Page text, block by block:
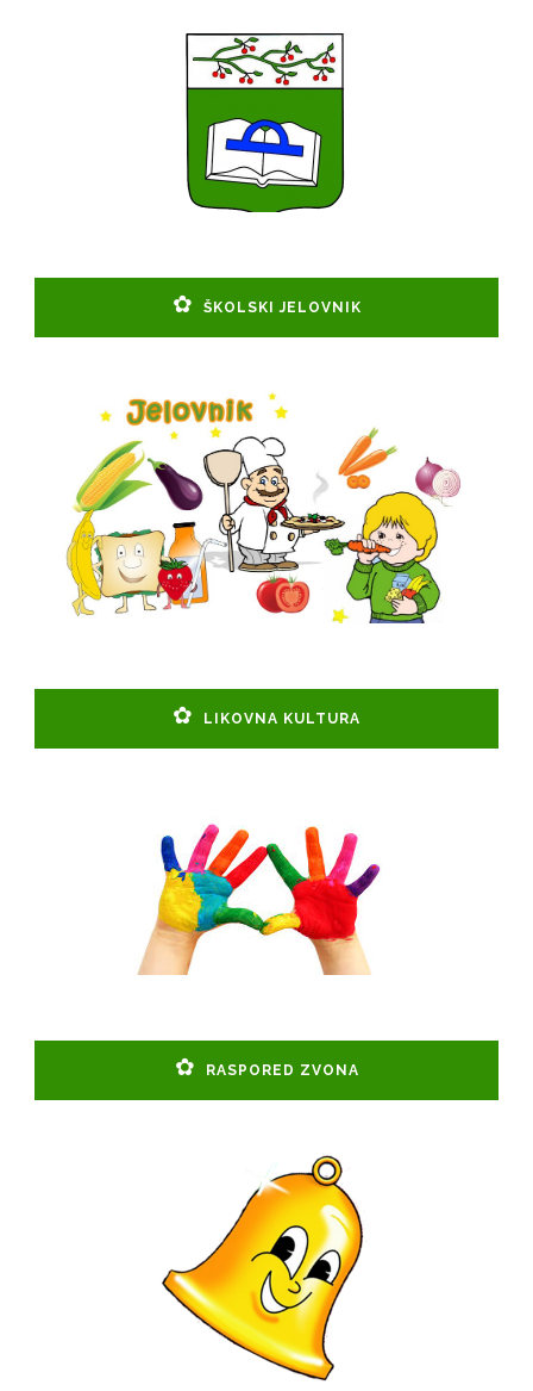
ŠKOLSKI JELOVNIK
LIKOVNA KULTURA
RASPORED ZVONA